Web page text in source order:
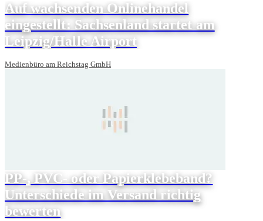
Auf wachsenden Onlinehandel
eingestellt: Sachsenland startet am
Leipzig/Halle Airport
Medienbüro am Reichstag GmbH
PP-, PVC- oder Papierklebeband?
Unterschiede im Versand richtig
bewerten